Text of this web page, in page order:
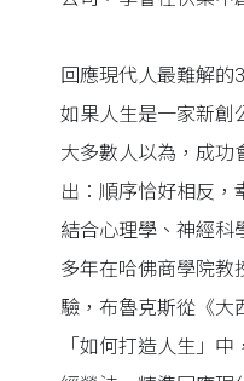
回應現代人最難解的
如果人生是一家新創
大多數人以為，成功
出：順序恰好相反，
結合心理學、神經科
多年在哈佛商學院教
驗，布魯克斯從《大
「如何打造人生」